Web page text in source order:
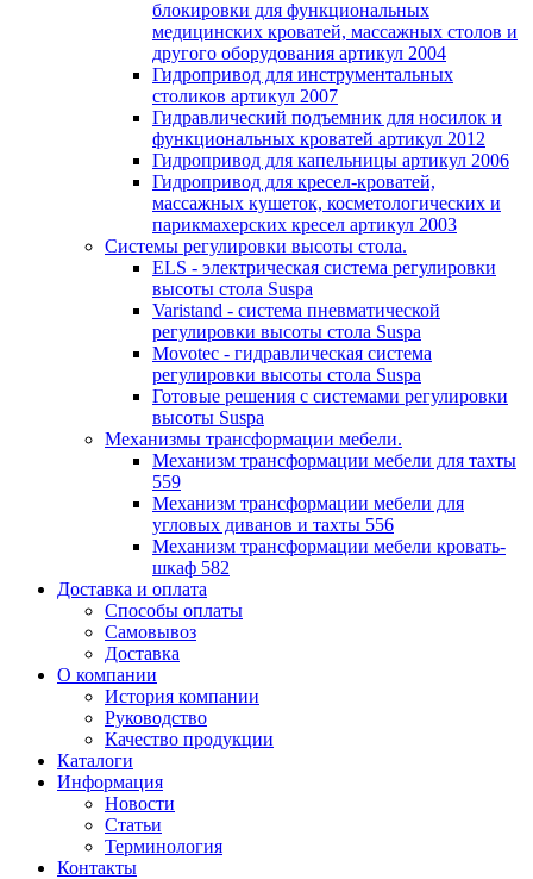
блокировки для функциональных
медицинских кроватей, массажных столов и
другого оборудования артикул 2004
Гидропривод для инструментальных
столиков артикул 2007
Гидравлический подъемник для носилок и
функциональных кроватей артикул 2012
Гидропривод для капельницы артикул 2006
Гидропривод для кресел-кроватей,
массажных кушеток, косметологических и
парикмахерских кресел артикул 2003
Системы регулировки высоты стола.
ELS - электрическая система регулировки
высоты стола Suspa
Varistand - система пневматической
регулировки высоты стола Suspa
Movotec - гидравлическая система
регулировки высоты стола Suspa
Готовые решения с системами регулировки
высоты Suspa
Механизмы трансформации мебели.
Механизм трансформации мебели для тахты
559
Механизм трансформации мебели для
угловых диванов и тахты 556
Механизм трансформации мебели кровать-
шкаф 582
Доставка и оплата
Способы оплаты
Самовывоз
Доставка
О компании
История компании
Руководство
Качество продукции
Каталоги
Информация
Новости
Статьи
Терминология
Контакты